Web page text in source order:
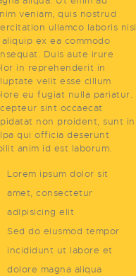
veniam, quis nostrud
ullamco laboris nisi
ex ea commodo
Duis aute irure
in reprehenderit in
velit esse cillum
eu fugiat nulla pariatur.
sint occaecat
non proident, sunt in
qui officia deserunt
anim id est laborum.
Lorem ipsum dolor sit
amet, consectetur
adipisicing elit
Sed do eiusmod tempor
incididunt ut labore et
dolore magna aliqua